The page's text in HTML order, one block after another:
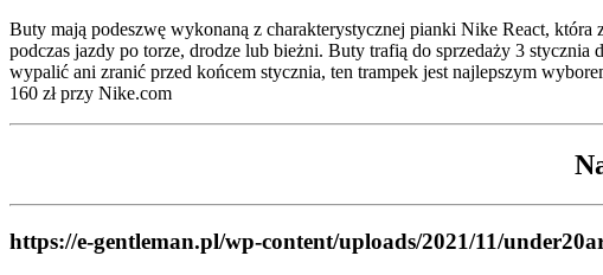
Buty mają podeszwę wykonaną z charakterystycznej pianki Nike React, która
podczas jazdy po torze, drodze lub bieżni. Buty trafią do sprzedaży 3 stycznia
wypalić ani zranić przed końcem stycznia, ten trampek jest najlepszym
160 zł przy Nike.com
https://e-gentleman.pl/wp-content/uploads/2021/11/